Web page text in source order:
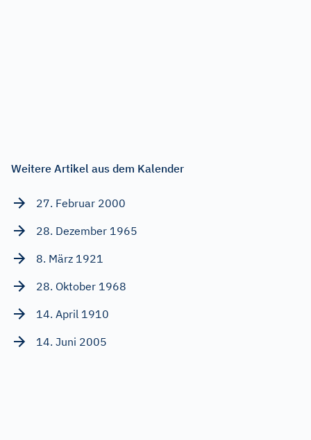
Weitere Artikel aus dem Kalender
27. Februar 2000
28. Dezember 1965
8. März 1921
28. Oktober 1968
14. April 1910
14. Juni 2005